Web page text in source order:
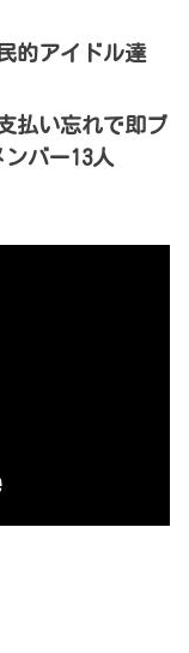
的アイドル達
払い忘れで即ブ
ンバー13人